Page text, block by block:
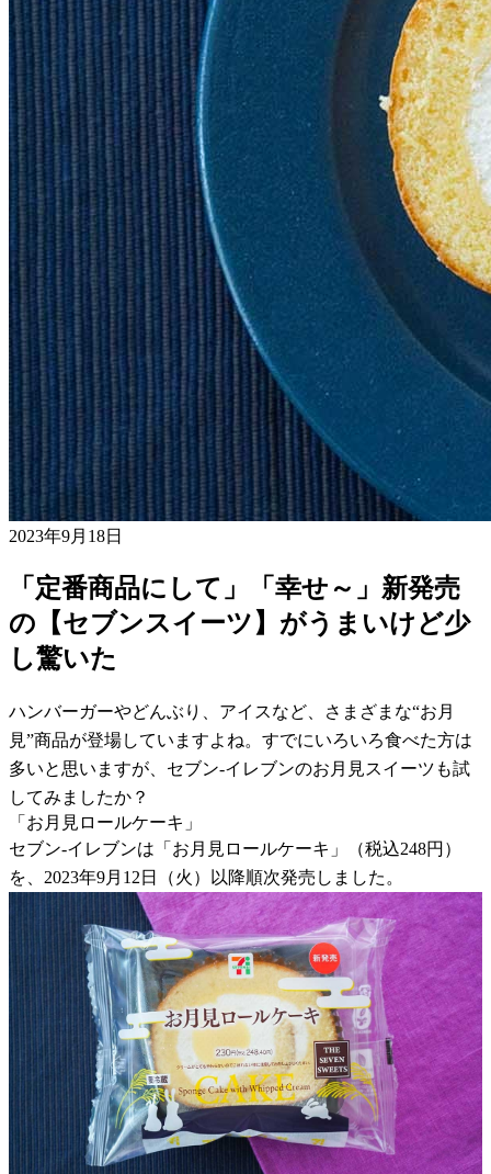
2023年9月18日
「定番商品にして」「幸せ～」新発売
の【セブンスイーツ】がうまいけど少
し驚いた
ハンバーガーやどんぶり、アイスなど、さまざまな“お月
見”商品が登場していますよね。すでにいろいろ食べた方は
多いと思いますが、セブン-イレブンのお月見スイーツも試
してみましたか？
「お月見ロールケーキ」
セブン-イレブンは「お月見ロールケーキ」（税込248円）
を、2023年9月12日（火）以降順次発売しました。